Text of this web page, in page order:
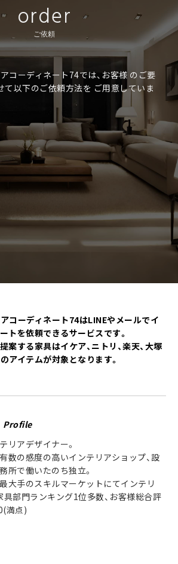
order
ご依頼
コーディネート74では、お客様 のご要
て以下のご依頼方法を ご用意していま
ご依頼
ームでのご依頼
ォームへ
コーディネート74はLINEやメールでイ
トを依頼できるサービスです。
案する家具はイケア、ニトリ、楽天、大塚
アイテムが対象となります。
Profile
リアデザイナー。
数の感度の高いインテリアショップ、設
所で働いたのち独立。
大手のスキルマーケットにてインテリ
具部門ランキング1位多数、お客様総合評
満点)